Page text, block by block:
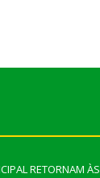
RETORNAM ÀS